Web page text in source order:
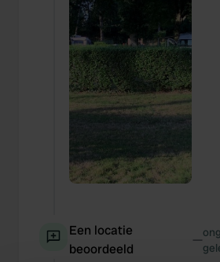
Een locatie
beoordeeld
—